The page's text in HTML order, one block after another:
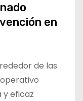
en
de las
y eficaz